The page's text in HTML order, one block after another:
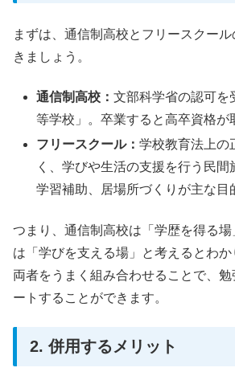
まずは、通信制高校とフリースクー
きましょう。
通信制高校：文部科学省の認可を
等学校」。卒業すると高卒資格が
フリースクール：学校教育法上の
く、学びや生活の支援を行う民間
学習補助、居場所づくりが主な目
つまり、通信制高校は「学歴を得る
は「学びを支える場」と考えるとわか
両者をうまく組み合わせることで、
ートすることができます。
2. 併用するメリット